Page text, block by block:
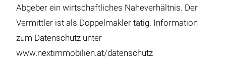
Abgeber ein wirtschaftliches Naheverhältnis. Der
Vermittler ist als Doppelmakler tätig. Information
zum Datenschutz unter
www.nextimmobilien.at/datenschutz